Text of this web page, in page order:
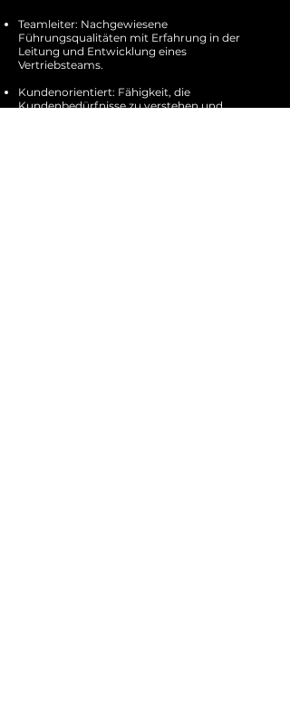
Teamleiter: Nachgewiesene
Führungsqualitäten mit Erfahrung in der
Leitung und Entwicklung eines
Vertriebsteams.
Kundenorientiert: Fähigkeit, die
Kundenbedürfnisse zu verstehen und